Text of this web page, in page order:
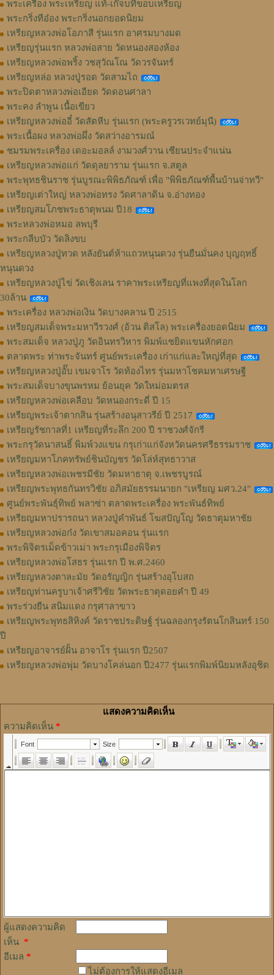
พระเครื่อง พระเหรียญ แท้-เก๊จบที่ขอบเหรียญ
พระกริ่งทีอ๋อง พระกริ่งนอกยอดนิยม
เหรียญหลวงพ่อโอภาสี รุ่นแรก อาศรมบางมด
เหรียญรุ่นแรก หลวงพ่อสาย วัดหนองสองห้อง
เหรียญหลวงพ่อพริ้ง วชสุวัณโณ วัดวรจันทร์
เหรียญหล่อ หลวงปู่รอด วัดสามไถ
พระปิดตาหลวงพ่อเอียด วัดดอนศาลา
พระคง ลำพูน เนื้อเขียว
เหรียญหลวงพ่ออี๋ วัดสัตหีบ รุ่นแรก (พระครูวรเวทย์มุนี)
พระเนื้อผง หลวงพ่อผึ่ง วัดสว่างอารมณ์
ชมรมพระเครื่อง เดอะมอลล์ งามวงศ์วาน เซียนประจำแน่น
เหรียญหลวงพ่อแก่ วัดดุลยาราม รุ่นแรก จ.สตูล
พระพุทธชินราช รุ่นบูรณะพิพิธภัณฑ์ เพื่อ "พิพิธภัณฑ์พื้นบ้านจ่าทวี"
เหรียญเต่าใหญ่ หลวงพ่อทรง วัดศาลาดิน จ.อ่างทอง
เหรียญสมโภชพระธาตุพนม ปี18
พระหลวงพ่อหมอ ลพบุรี
พระกลีบบัว วัดลิงขบ
เหรียญหลวงปู่ทวด หลังยันต์ห้าแถวหนุนดวง รุ่นยืนมั่นคง บุญฤทธิ์
หนุนดวง
เหรียญหลวงปู่ไข่ วัดเชิงเลน ราคาพระเหรียญที่แพงที่สุดในโลก
30ล้าน
พระเครื่อง หลวงพ่อเงิน วัดบางคลาน ปี 2515
เหรียญสมเด็จพระมหาวีรวงศ์ (อ้วน ติสโล) พระเครื่องยอดนิยม
พระสมเด็จ หลวงปู่ภู วัดอินทรวิหาร พิมพ์แซยิดแขนหักศอก
ตลาดพระ ท่าพระจันทร์ ศูนย์พระเครื่อง เก่าแก่และใหญ่ที่สุด
เหรียญหลวงปู่อั๊บ เขมจาโร วัดท้องไทร รุ่นมหาโชคมหาเศรษฐี
พระสมเด็จบางขุนพรหม ย้อนยุค วัดใหม่อมตรส
เหรียญหลวงพ่อเคลือบ วัดหนองกระดี่ ปี 15
เหรียญพระเจ้าตากสิน รุ่นสร้างอนุสาวรีย์ ปี 2517
เหรียญรัชกาลที่1 เหรียญที่ระลึก 200 ปี ราชวงศ์จักรี
พระกรุวัดนาสนธิ์ พิมพ์วงแขน กรุเก่าแก่จังหวัดนครศรีธรรมราช
เหรียญมหาโภคทรัพย์ชินบัญชร วัดโล่ห์สุทธาวาส
เหรียญหลวงพ่อเพชรมีชัย วัดมหาธาตุ จ.เพชรบูรณ์
เหรียญพระพุทธกันทรวิชัย อภิสมัยธรรมนายก "เหรียญ มศว.24"
ศูนย์พระพันธุ์ทิพย์ พลาซ่า ตลาดพระเครื่อง พระพันธ์ทิพย์
เหรียญมหาปรารถนา หลวงปู่คำพันธ์ โฆสปัญโญ วัดธาตุมหาชัย
เหรียญหลวงพ่อก๋ง วัดเขาสมอคอน รุ่นแรก
พระพิจิตรเม็ดข้าวเม่า พระกรุเมืองพิจิตร
เหรียญหลวงพ่อโสธร รุ่นแรก ปี พ.ศ.2460
เหรียญหลวงตาละมัย วัดอรัญญิก รุ่นสร้างอุโบสถ
เหรียญท่านครูบาเจ้าศรีวิชัย วัดพระธาตุดอยคำ ปี 49
พระร่วงยืน สนิมแดง กรุศาลาขาว
เหรียญพระพุทธสิหิงค์ วัดราชประดิษฐ์ รุ่นฉลองกรุงรัตนโกสินทร์ 150
ปี
เหรียญอาจารย์ฝั้น อาจาโร รุ่นแรก ปี2507
เหรียญหลวงพ่อพุ่ม วัดบางโคล่นอก ปี2477 รุ่นแรกพิมพ์นิยมหลังอุชิด
แสดงความคิดเห็น
ความคิดเห็น *
ผู้แสดงความคิด
เห็น *
อีเมล *
ไม่ต้องการให้แสดงอีเมล